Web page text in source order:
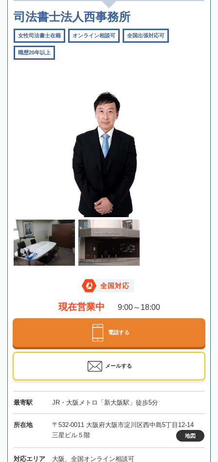
司法書士法人西事務所
女性司法書士在籍 オンライン相談可 全国出張対応可
職歴20年以上
全国対応
現在営業中 9:00～18:00
電話する
メールする
最寄駅 JR・大阪メトロ「新大阪駅」徒歩5分
所在地
〒532-0011 大阪府大阪市淀川区西中島5丁目12-14
三星ビル５階
地図
対応エリア 大阪、全国オンライン相談可